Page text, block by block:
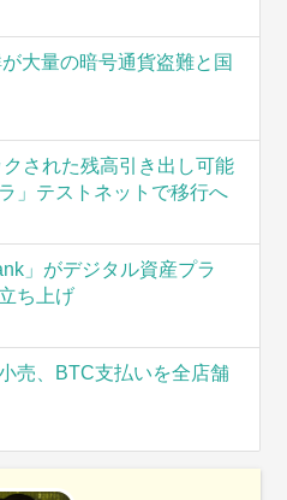
大量の暗号通貨盗難と国
された残高引き出し可能
」テストネットで移行へ
」がデジタル資産プラ
ち上げ
売、BTC支払いを全店舗